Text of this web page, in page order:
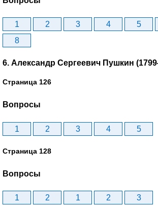
1 2 3 4 5
8
6. Александр Сергеевич Пушкин
Страница 126
Вопросы
1 2 3 4 5
Страница 128
Вопросы
1 2 1 2 3